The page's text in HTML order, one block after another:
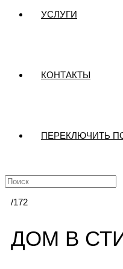
УСЛУГИ
КОНТАКТЫ
ПЕРЕКЛЮЧИТЬ
/172
ДОМ В